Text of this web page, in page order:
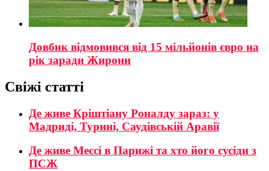
Довбик відмовився від 15 мільйонів євро на
рік заради Жирони
Свіжі статті
Де живе Кріштіану Роналду зараз: у
Мадриді, Турині, Саудівській Аравії
Де живе Мессі в Парижі та хто його сусіди з
ПСЖ